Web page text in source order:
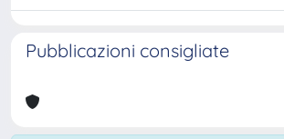
Pubblicazioni consigliate